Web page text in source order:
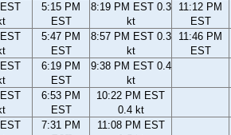
5:15 PM
EST
8:19 PM EST 0.3
kt
11:12 PM
EST
5:47 PM
EST
8:57 PM EST 0.3
kt
11:46 PM
EST
6:19 PM
EST
9:38 PM EST 0.4
kt
6:53 PM
EST
10:22 PM EST
0.4 kt
7:31 PM
11:08 PM EST